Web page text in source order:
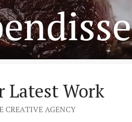
Latest Work
CREATIVE AGENCY